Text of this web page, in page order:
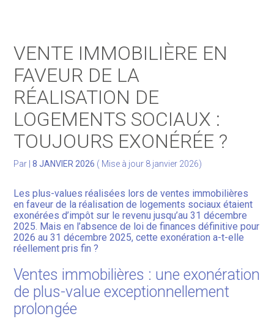
Gérer votre patrimoine
Facturation Électronique
VENTE IMMOBILIÈRE EN
FAVEUR DE LA
RÉALISATION DE
LOGEMENTS SOCIAUX :
TOUJOURS EXONÉRÉE ?
Par |8 JANVIER 2026 ( Mise à jour 8 janvier 2026)
Les plus-values réalisées lors de ventes immobilières
en faveur de la réalisation de logements sociaux étaient
exonérées d’impôt sur le revenu jusqu’au 31 décembre
2025. Mais en l’absence de loi de finances définitive pour
2026 au 31 décembre 2025, cette exonération a-t-elle
réellement pris fin ?
Ventes immobilières : une exonération
de plus-value exceptionnellement
prolongée